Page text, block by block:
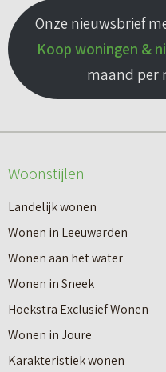
Onze nieuwsbrief
Koop woningen &
maand per
Woonstijlen
Landelijk wonen
Wonen in Leeuwarden
Wonen aan het water
Wonen in Sneek
Hoekstra Exclusief Wonen
Wonen in Joure
Karakteristiek wonen